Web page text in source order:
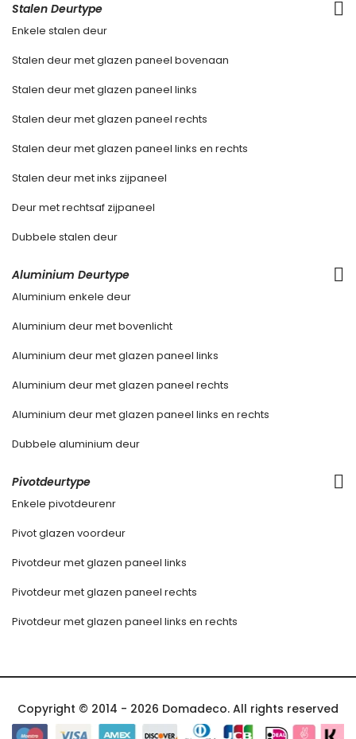
Stalen Deurtype
Enkele stalen deur
Stalen deur met glazen paneel bovenaan
Stalen deur met glazen paneel links
Stalen deur met glazen paneel rechts
Stalen deur met glazen paneel links en rechts
Stalen deur met inks zijpaneel
Deur met rechtsaf zijpaneel
Dubbele stalen deur
Aluminium Deurtype
Aluminium enkele deur
Aluminium deur met bovenlicht
Aluminium deur met glazen paneel links
Aluminium deur met glazen paneel rechts
Aluminium deur met glazen paneel links en rechts
Dubbele aluminium deur
Pivotdeurtype
Enkele pivotdeurenr
Pivot glazen voordeur
Pivotdeur met glazen paneel links
Pivotdeur met glazen paneel rechts
Pivotdeur met glazen paneel links en rechts
Copyright © 2014 - 2026 Domadeco. All rights reserved